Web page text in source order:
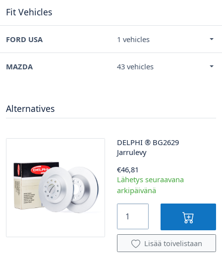
Fit Vehicles
FORD USA 1 vehicles
MAZDA 43 vehicles
Alternatives
DELPHI ® BG2629
Jarrulevy
€46,81
Lähetys seuraavana
arkipäivänä
Lisää toivelistaan